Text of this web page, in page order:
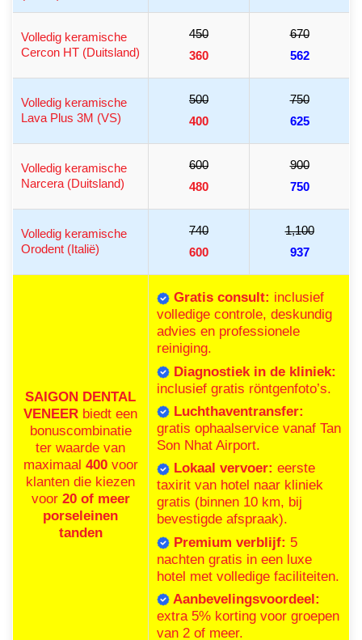
Volledig keramische
Cercon HT (Duitsland)
450
360
670
562
Volledig keramische
Lava Plus 3M (VS)
500
400
750
625
Volledig keramische
Narcera (Duitsland)
600
480
900
750
Volledig keramische
Orodent (Italië)
740
600
1,100
937
SAIGON DENTAL
VENEER biedt een
bonuscombinatie
ter waarde van
maximaal 400voor
klanten die kiezen
voor 20 of meer
porseleinen
tanden
Gratis consult: inclusief
volledige controle, deskundig
advies en professionele
reiniging.
Diagnostiek in de kliniek:
inclusief gratis röntgenfoto’s.
Luchthaventransfer:
gratis ophaalservice vanaf Tan
Son Nhat Airport.
Lokaal vervoer: eerste
taxirit van hotel naar kliniek
gratis (binnen 10 km, bij
bevestigde afspraak).
Premium verblijf: 5
nachten gratis in een luxe
hotel met volledige faciliteiten.
Aanbevelingsvoordeel:
extra 5% korting voor groepen
van 2 of meer.